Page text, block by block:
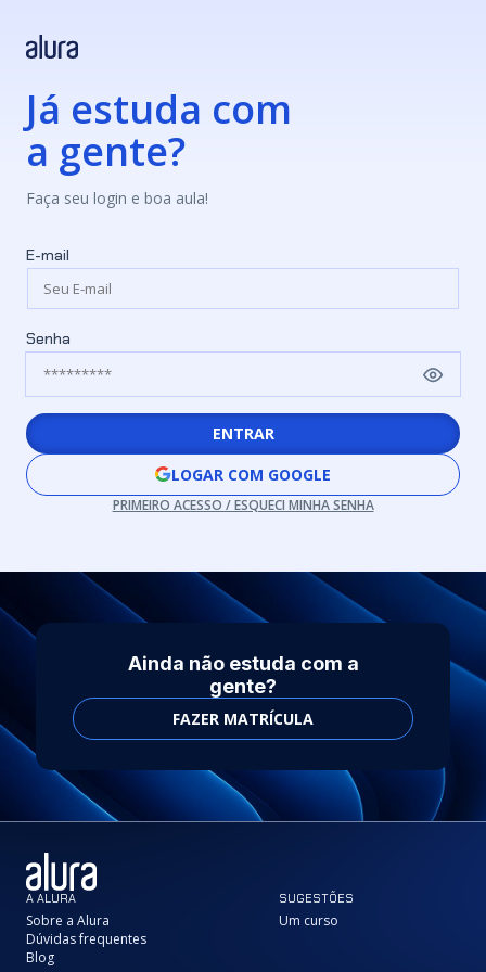
Já estuda com
a gente?
Faça seu login e boa aula!
E-mail
Senha
ENTRAR
LOGAR COM GOOGLE
PRIMEIRO ACESSO / ESQUECI MINHA SENHA
Ainda não estuda com a
gente?
FAZER MATRÍCULA
A ALURA
Sobre a Alura
Dúvidas frequentes
Blog
SUGESTÕES
Um curso